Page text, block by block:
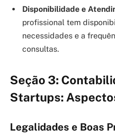
Disponibilidade e
profissional tem
necessidades e a
consultas.
Seção 3:
Startups:
Legalidades e Boas